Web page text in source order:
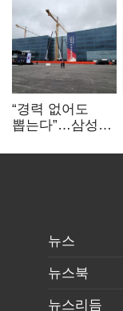
“경력 없어도
뽑는다”…삼성
반도체 인재
뉴스
뉴스북
뉴스리듬